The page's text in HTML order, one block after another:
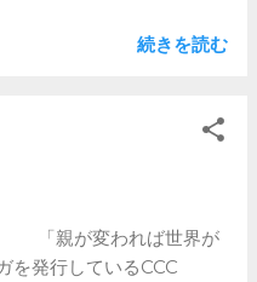
反映されれば、 世界は変
magazine
続きを読む
われば世界が
を発行しているCCC